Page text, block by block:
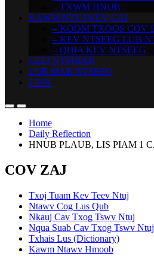
– TXWM HNUB
KAWM NTUJ KEV CAI
– KOOM TXOOS COV
– KEV NTSEEG LUB
– QHIA KEV NTSEEG
LEEJ NTSHIAB
LUB SIAB NTSEEG
LINK
Home
Daily Reflection
HNUB PLAUB, LIS PIAM 1
COV ZAJ
Txoj Tuam Kev Teev Ntuj
Ntawv Cog Lus Qub
Nkauj Cav Txog Tswv Ntuj
Nqua Suab Cav Txog Tswv Ntuj
Txhais Lus (Dictionary)
Kawm Ntawv Hmoob